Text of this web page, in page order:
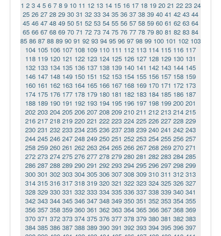
1 2 3 4 5 6 7 8 9 10 11 12 13 14 15 16 17 18 19 20 21 22 23 24
25 26 27 28 29 30 31 32 33 34 35 36 37 38 39 40 41 42 43 44
45 46 47 48 49 50 51 52 53 54 55 56 57 58 59 60 61 62 63 64
65 66 67 68 69 70 71 72 73 74 75 76 77 78 79 80 81 82 83 84
85 86 87 88 89 90 91 92 93 94 95 96 97 98 99 100 101 102 103
104 105 106 107 108 109 110 111 112 113 114 115 116 117
118 119 120 121 122 123 124 125 126 127 128 129 130 131
132 133 134 135 136 137 138 139 140 141 142 143 144 145
146 147 148 149 150 151 152 153 154 155 156 157 158 159
160 161 162 163 164 165 166 167 168 169 170 171 172 173
174 175 176 177 178 179 180 181 182 183 184 185 186 187
188 189 190 191 192 193 194 195 196 197 198 199 200 201
202 203 204 205 206 207 208 209 210 211 212 213 214 215
216 217 218 219 220 221 222 223 224 225 226 227 228 229
230 231 232 233 234 235 236 237 238 239 240 241 242 243
244 245 246 247 248 249 250 251 252 253 254 255 256 257
258 259 260 261 262 263 264 265 266 267 268 269 270 271
272 273 274 275 276 277 278 279 280 281 282 283 284 285
286 287 288 289 290 291 292 293 294 295 296 297 298 299
300 301 302 303 304 305 306 307 308 309 310 311 312 313
314 315 316 317 318 319 320 321 322 323 324 325 326 327
328 329 330 331 332 333 334 335 336 337 338 339 340 341
342 343 344 345 346 347 348 349 350 351 352 353 354 355
356 357 358 359 360 361 362 363 364 365 366 367 368 369
370 371 372 373 374 375 376 377 378 379 380 381 382 383
384 385 386 387 388 389 390 391 392 393 394 395 396 397